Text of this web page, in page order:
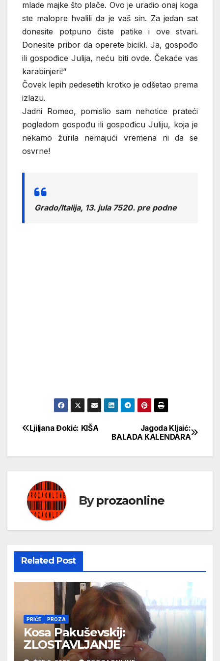
mlade majke što plače. Ovo je uradio onaj koga
ste malopre hvalili da je vaš sin. Za jedan sat
donesite potpuno čiste patike i ove stvari.
Donesite pribor da operete bicikl. Ja, gospođo
ili gospođice Julija, neću biti ovde. Čekaće vas
karabinjeri!“
Čovek lepih pedesetih krotko je odšetao prema
izlazu.
Jadni Romeo, pomislio sam nehotice prateći
pogledom gospođu ili gospođicu Juliju, koja je
nekamo žurila nemajući vremena ni da se
osvrne!
Grado/Italija, 13. jula 7520. pre podne
Кретање
чланка
Jagoda Kljaić:
BALADA KALENDARA
Ljiljana Đokić: KIŠA
Byprozaonline
Related Post
PRIČE PROZA
Kosa Pakuševskij:
ZLOSTAVLJANJE